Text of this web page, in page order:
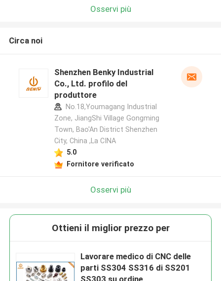
Osservi più
Circa noi
Shenzhen Benky Industrial
Co., Ltd. profilo del
produttore
No.18,Youmagang Industrial
Zone, JiangShi Village Gongming
Town, Bao'An District Shenzhen
City, China ,La CINA
5.0
Fornitore verificato
Osservi più
Ottieni il miglior prezzo per
Lavorare medico di CNC delle
parti SS304 SS316 di SS201